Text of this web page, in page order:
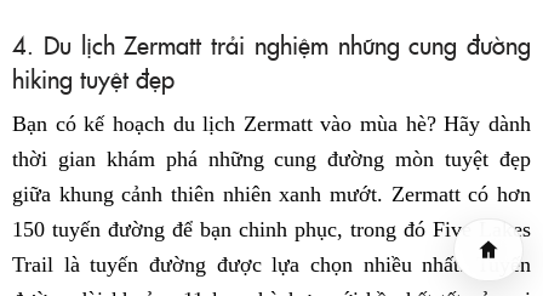
4. Du lịch Zermatt trải nghiệm những cung đường
hiking tuyệt đẹp
Bạn có kế hoạch du lịch Zermatt vào mùa hè? Hãy dành
thời gian khám phá những cung đường mòn tuyệt đẹp
giữa khung cảnh thiên nhiên xanh mướt. Zermatt có hơn
150 tuyến đường để bạn chinh phục, trong đó Five Lakes
Trail là tuyến đường được lựa chọn nhiều nhất. Tuyến